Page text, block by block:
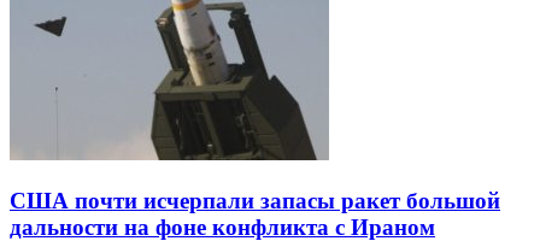
США почти исчерпали запасы ракет большой
дальности на фоне конфликта с Ираном